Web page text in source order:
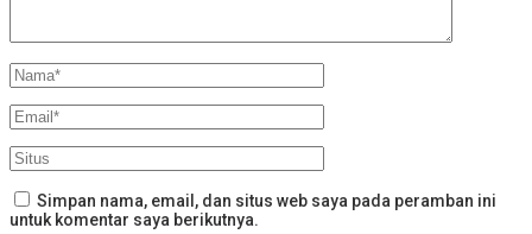
Simpan nama, email, dan situs web saya pada peramban ini
untuk komentar saya berikutnya.